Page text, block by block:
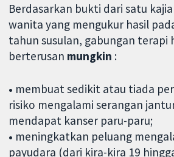
Berdasarkan bukti dari satu
wanita yang mengukur hasil
tahun susulan, gabungan terapi
berterusan mungkin :
• membuat sedikit atau tiada
risiko mengalami serangan
mendapat kanser paru-paru;
• meningkatkan peluang
payudara (dari kira-kira 19